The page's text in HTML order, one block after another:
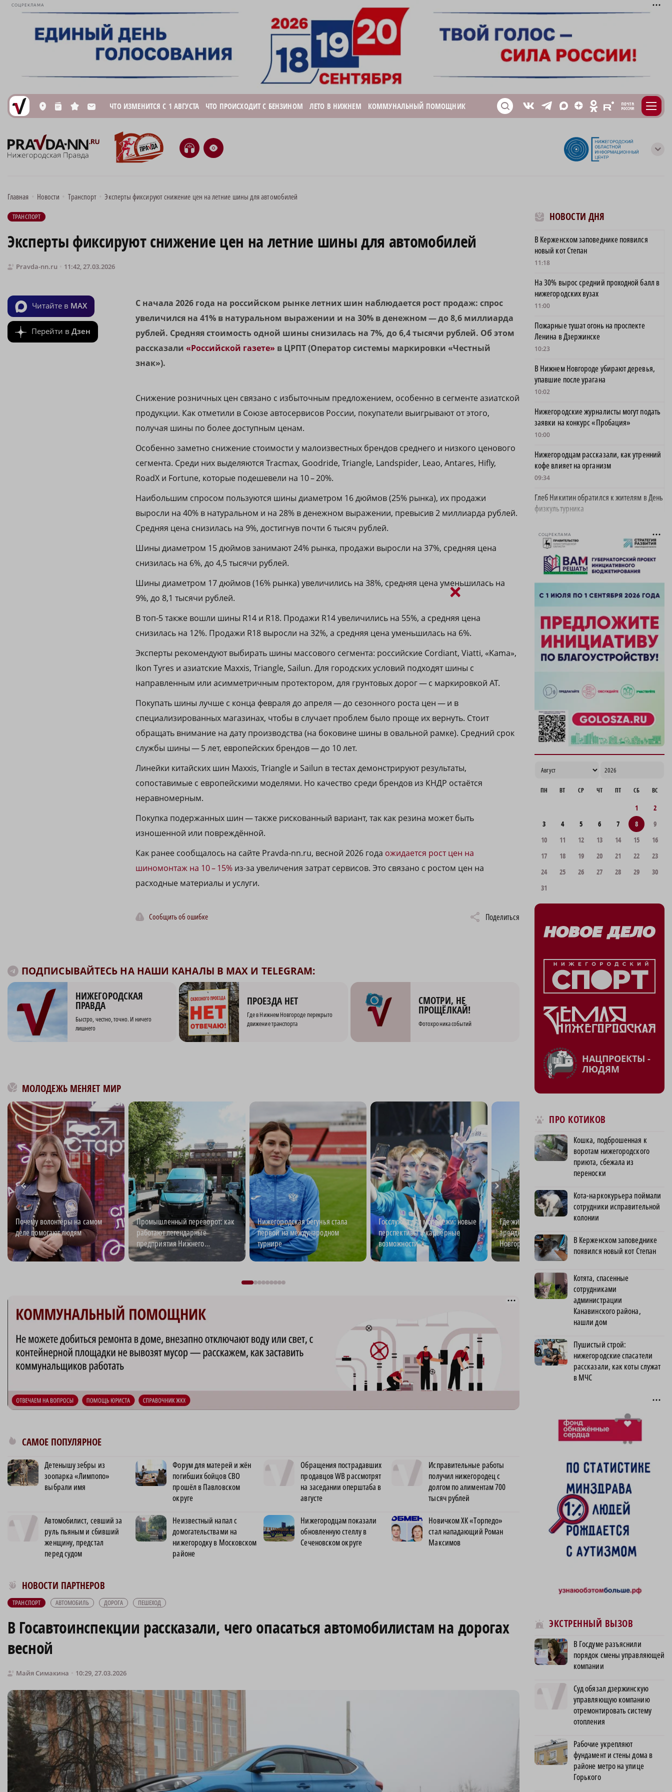
СОЦРЕКЛАМА
L n s M ЧТО ИЗМЕНИТСЯ С 1 АВГУСТА ЧТО ПРОИСХОДИТ С БЕНЗИНОМ ЛЕТО В НИЖНЕМ КОММУНАЛЬНЫЙ ПОМОЩНИК S V T X Z O E m
H e с
Главная Новости Транспорт Эксперты фиксируют снижение цен на летние шины для автомобилей
ТРАНСПОРТ
Эксперты фиксируют снижение цен на летние шины для автомобилей
Pravda-nn.ru 11:42, 27.03.2026
Читайте в MAX
Перейти в Дзен
С начала 2026 года на российском рынке летних шин наблюдается рост продаж: спрос
увеличился на 41% в натуральном выражении и на 30% в денежном — до 8,6 миллиарда
рублей. Средняя стоимость одной шины снизилась на 7%, до 6,4 тысячи рублей. Об этом
рассказали «Российской газете» в ЦРПТ (Оператор системы маркировки «Честный
знак»).
Снижение розничных цен связано с избыточным предложением, особенно в сегменте азиатской
продукции. Как отметили в Союзе автосервисов России, покупатели выигрывают от этого,
получая шины по более доступным ценам.
Особенно заметно снижение стоимости у малоизвестных брендов среднего и низкого ценового
сегмента. Среди них выделяются Tracmax, Goodride, Triangle, Landspider, Leao, Antares, Hifly,
RoadX и Fortune, которые подешевели на 10 – 20%.
Наибольшим спросом пользуются шины диаметром 16 дюймов (25% рынка), их продажи
выросли на 40% в натуральном и на 28% в денежном выражении, превысив 2 миллиарда рублей.
Средняя цена снизилась на 9%, достигнув почти 6 тысяч рублей.
Шины диаметром 15 дюймов занимают 24% рынка, продажи выросли на 37%, средняя цена
снизилась на 6%, до 4,5 тысячи рублей.
Шины диаметром 17 дюймов (16% рынка) увеличились на 38%, средняя цена уменьшилась на
9%, до 8,1 тысячи рублей.
В топ‑5 также вошли шины R14 и R18. Продажи R14 увеличились на 55%, а средняя цена
снизилась на 12%. Продажи R18 выросли на 32%, а средняя цена уменьшилась на 6%.
Эксперты рекомендуют выбирать шины массового сегмента: российские Cordiant, Viatti, «Kama»,
Ikon Tyres и азиатские Maxxis, Triangle, Sailun. Для городских условий подходят шины с
направленным или асимметричным протектором, для грунтовых дорог — с маркировкой AT.
Покупать шины лучше с конца февраля до апреля — до сезонного роста цен — и в
специализированных магазинах, чтобы в случает проблем было проще их вернуть. Стоит
обращать внимание на дату производства (на боковине шины в овальной рамке). Средний срок
службы шины — 5 лет, европейских брендов — до 10 лет.
Линейки китайских шин Maxxis, Triangle и Sailun в тестах демонстрируют результаты,
сопоставимые с европейскими моделями. Но качество среди брендов из КНДР остаётся
неравномерным.
Покупка подержанных шин — также рискованный вариант, так как резина может быть
изношенной или повреждённой.
Как ранее сообщалось на сайте Pravda-nn.ru, весной 2026 года ожидается рост цен на
шиномонтаж на 10 – 15% из-за увеличения затрат сервисов. Это связано с ростом цен на
расходные материалы и услуги.
Сообщить об ошибке Поделиться
ПОДПИСЫВАЙТЕСЬ НА НАШИ КАНАЛЫ В MAX И TELEGRAM:
НИЖЕГОРОДСКАЯ
ПРАВДА
Быстро, честно, точно. И ничего
лишнего
ПРОЕЗДА НЕТ
Где в Нижнем Новгороде перекрыто
движение транспорта
СМОТРИ, НЕ
ПРОЩЁЛКАЙ!
Фотохроника событий
МОЛОДЕЖЬ МЕНЯЕТ МИР
Почему волонтёры на самом
деле помогают людям
Промышленный переворот: как
работают легендарные
предприятия Нижнего
Новгорода
Нижегородская бегунья стала
первой на международном
турнире
Госслужба для молодежи: новые
перспективы и карьерные
возможности
Где жить молодым: как
арендный рынок Нижнего
Новгорода помогает строить
карьеру
Новгороде
САМОЕ ПОПУЛЯРНОЕ
Детенышу зебры из
зоопарка «Лимпопо»
выбрали имя
Форум для матерей и жён
погибших бойцов СВО
прошёл в Павловском
округе
Обращения пострадавших
продавцов WB рассмотрят
на заседании оперштаба в
августе
Исправительные работы
получил нижегородец с
долгом по алиментам 700
тысяч рублей
Автомобилист, севший за
руль пьяным и сбивший
женщину, предстал
перед судом
Неизвестный напал с
домогательствами на
нижегородку в Московском
районе
Нижегородцам показали
обновленную стеллу в
Сеченовском округе
Новичком ХК «Торпедо»
стал нападающий Роман
Максимов
НОВОСТИ ПАРТНЕРОВ
Новости МирТесен
×
ТРАНСПОРТ АВТОМОБИЛЬ ДОРОГА ПЕШЕХОД
В Госавтоинспекции рассказали, чего опасаться автомобилистам на дорогах
весной
Майя Симакина 10:29, 27.03.2026
НОВОСТИ ДНЯ
В Керженском заповеднике появился
новый кот Степан
11:18
На 30% вырос средний проходной балл в
нижегородских вузах
11:00
Пожарные тушат огонь на проспекте
Ленина в Дзержинске
10:23
В Нижнем Новгороде убирают деревья,
упавшие после урагана
10:02
Нижегородские журналисты могут подать
заявки на конкурс «Пробация»
10:00
Нижегородцам рассказали, как утренний
кофе влияет на организм
09:34
Глеб Никитин обратился к жителям в День
физкультурника
Новичком ХК «Торпедо» стал нападающий
Роман Максимов
22:30
Автомобилист, севший за руль пьяным и
сбивший женщину, предстал перед судом
20:02
Детенышу зебры из зоопарка «Лимпопо»
выбрали имя
19:22
СОЦРЕКЛАМА
ПН ВТ СР ЧТ ПТ СБ ВС
1
2
3
4 5 6 7 8
9
10
11 12 13 14 15
16
17
18 19 20 21 22
23
24
25 26 27 28 29
30
31
НАЦПРОЕКТЫ -
ЛЮДЯМ
ПРО КОТИКОВ
Кошка, подброшенная к
воротам нижегородского
приюта, сбежала из
переноски
Кота-наркокурьера поймали
сотрудники исправительной
колонии
В Керженском заповеднике
появился новый кот Степан
Котята, спасенные
сотрудниками
администрации
Канавинского района,
нашли дом
Пушистый строй:
нижегородские спасатели
рассказали, как коты служат
в МЧС
ЭКСТРЕННЫЙ ВЫЗОВ
В Госдуме разъяснили
порядок смены управляющей
компании
Суд обязал дзержинскую
управляющую компанию
отремонтировать систему
отопления
Рабочие укрепляют
фундамент и стены дома в
районе метро на улице
Горького